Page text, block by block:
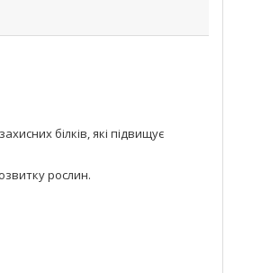
білків, які підвищує
рослин.